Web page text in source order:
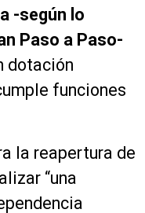
-según lo
Paso a Paso-
dotación
funciones
la reapertura de
“una